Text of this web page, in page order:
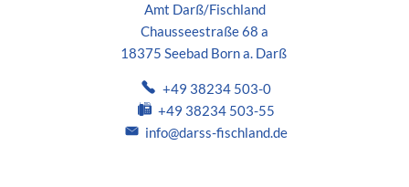
Amt Darß/Fischland
Chausseestraße 68 a
18375 Seebad Born a. Darß
+49 38234 503-0
+49 38234 503-55
info@darss-fischland.de